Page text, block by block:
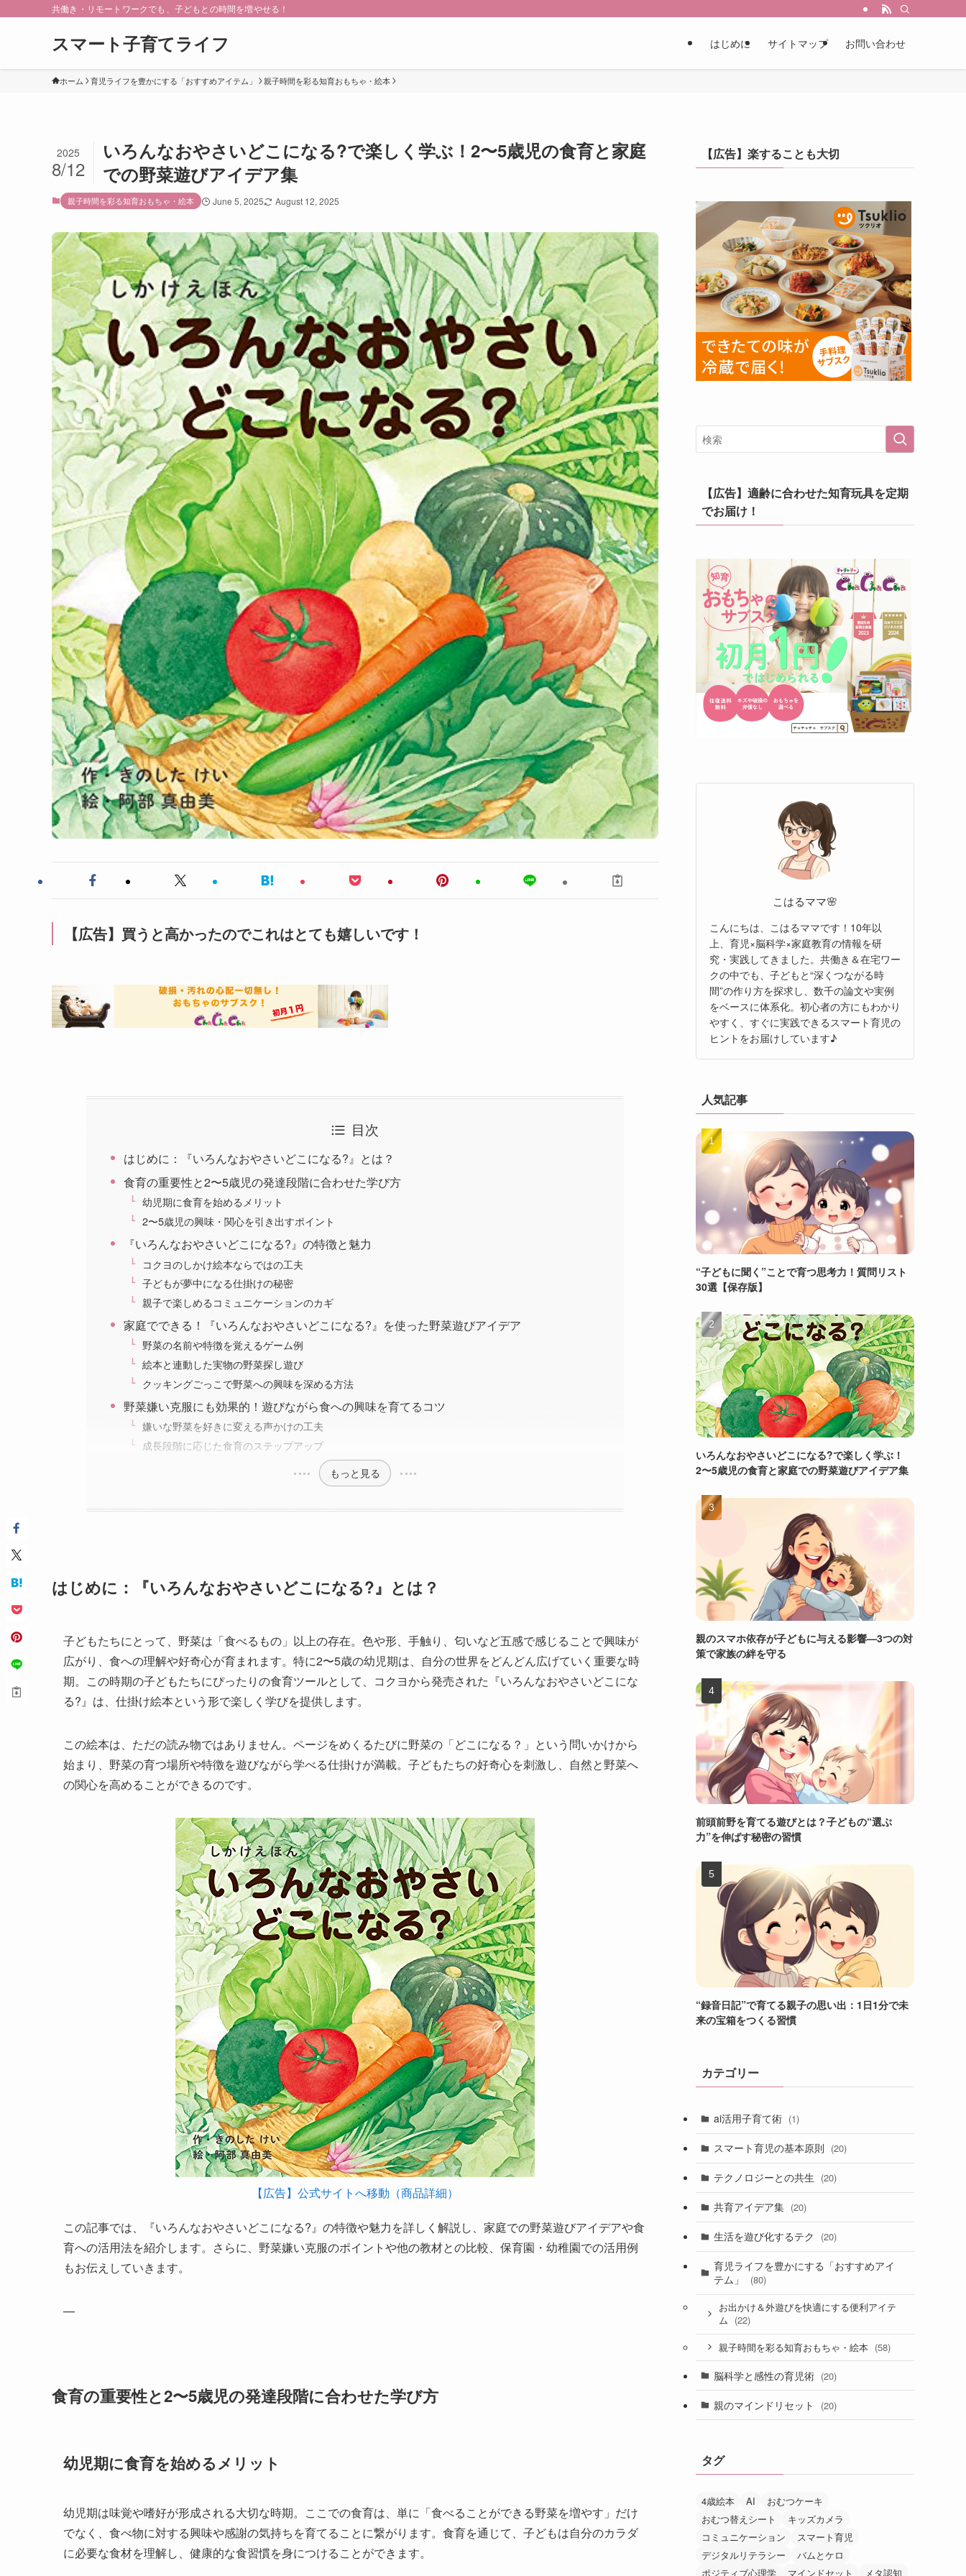
共働き・リモートワークでも、子どもとの時間を増やせる！
スマート子育てライフ はじめに サイトマップ お問い合わせ
ホーム 育児ライフを豊かにする「おすすめアイテム」 親子時間を彩る知育おもちゃ・絵本
いろんなおやさいどこになる?で楽しく学ぶ！2〜5歳児の食育と家庭
での野菜遊びアイデア集
2025
8/12
親子時間を彩る知育おもちゃ・絵本 June 5, 2025 August 12, 2025
【広告】買うと高かったのでこれはとても嬉しいです！
目次
はじめに：『いろんなおやさいどこになる?』とは？
食育の重要性と2〜5歳児の発達段階に合わせた学び方
幼児期に食育を始めるメリット
2〜5歳児の興味・関心を引き出すポイント
『いろんなおやさいどこになる?』の特徴と魅力
コクヨのしかけ絵本ならではの工夫
子どもが夢中になる仕掛けの秘密
親子で楽しめるコミュニケーションのカギ
家庭でできる！『いろんなおやさいどこになる?』を使った野菜遊びアイデア
野菜の名前や特徴を覚えるゲーム例
絵本と連動した実物の野菜探し遊び
クッキングごっこで野菜への興味を深める方法
野菜嫌い克服にも効果的！遊びながら食への興味を育てるコツ
嫌いな野菜を好きに変える声かけの工夫
成長段階に応じた食育のステップアップ
もっと見る
はじめに：『いろんなおやさいどこになる?』とは？
子どもたちにとって、野菜は「食べるもの」以上の存在。色や形、手触り、匂いなど五感で感じることで興味が
広がり、食への理解や好奇心が育まれます。特に2〜5歳の幼児期は、自分の世界をどんどん広げていく重要な時
期。この時期の子どもたちにぴったりの食育ツールとして、コクヨから発売された『いろんなおやさいどこにな
る?』は、仕掛け絵本という形で楽しく学びを提供します。
この絵本は、ただの読み物ではありません。ページをめくるたびに野菜の「どこになる？」という問いかけから
始まり、野菜の育つ場所や特徴を遊びながら学べる仕掛けが満載。子どもたちの好奇心を刺激し、自然と野菜へ
の関心を高めることができるのです。
【広告】公式サイトへ移動（商品詳細）
この記事では、『いろんなおやさいどこになる?』の特徴や魅力を詳しく解説し、家庭での野菜遊びアイデアや食
育への活用法を紹介します。さらに、野菜嫌い克服のポイントや他の教材との比較、保育園・幼稚園での活用例
もお伝えしていきます。
—
食育の重要性と2〜5歳児の発達段階に合わせた学び方
幼児期に食育を始めるメリット
幼児期は味覚や嗜好が形成される大切な時期。ここでの食育は、単に「食べることができる野菜を増やす」だけ
でなく、食べ物に対する興味や感謝の気持ちを育てることに繋がります。食育を通じて、子どもは自分のカラダ
に必要な食材を理解し、健康的な食習慣を身につけることができます。
【広告】楽することも大切
【広告】適齢に合わせた知育玩具を定期
でお届け！
こはるママ🌸
こんにちは、こはるママです！10年以
上、育児×脳科学×家庭教育の情報を研
究・実践してきました。共働き＆在宅ワー
クの中でも、子どもと“深くつながる時
間”の作り方を探求し、数千の論文や実例
をベースに体系化。初心者の方にもわかり
やすく、すぐに実践できるスマート育児の
ヒントをお届けしています♪
人気記事
“子どもに聞く”ことで育つ思考力！質問リスト
30選【保存版】
いろんなおやさいどこになる?で楽しく学ぶ！
2〜5歳児の食育と家庭での野菜遊びアイデア集
親のスマホ依存が子どもに与える影響—3つの対
策で家族の絆を守る
前頭前野を育てる遊びとは？子どもの“選ぶ
力”を伸ばす秘密の習慣
“録音日記”で育てる親子の思い出：1日1分で未
来の宝箱をつくる習慣
カテゴリー
ai活用子育て術 (1)
スマート育児の基本原則 (20)
テクノロジーとの共生 (20)
共育アイデア集 (20)
生活を遊び化するテク (20)
育児ライフを豊かにする「おすすめアイ
テム」
(80)
お出かけ＆外遊びを快適にする便利アイテ
ム
(22)
親子時間を彩る知育おもちゃ・絵本 (58)
脳科学と感性の育児術 (20)
親のマインドリセット (20)
タグ
4歳絵本 AI
おむつケーキ
おむつ替えシート
キッズカメラ
コミュニケーション
スマート育児
デジタルリテラシー
バムとケロ
ポジティブ心理学
マインドセット メタ認知